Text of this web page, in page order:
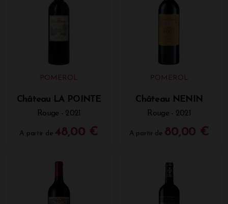
POMEROL
Château LA POINTE
Rouge - 2021
A partir de 48,00 €
POMEROL
Château NENIN
Rouge - 2021
A partir de 80,00 €